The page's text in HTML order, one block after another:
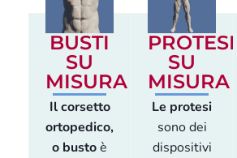
BUSTI
SU
MISURA
Il corsetto
ortopedico,
o bustoè
PROTESI
SU
MISURA
Le protesi
sono dei
dispositivi